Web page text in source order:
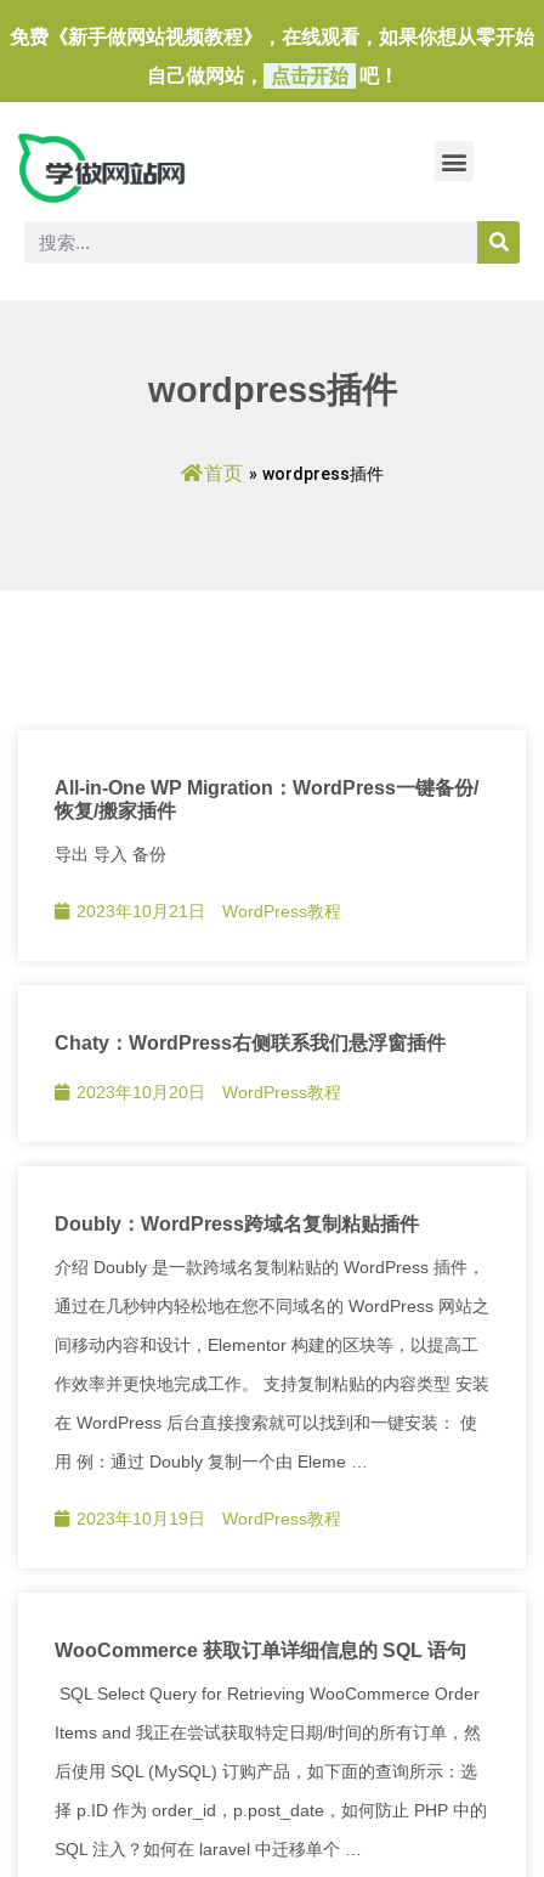
免费《新手做网站视频教程》，在线观看，如果你想从零开始
自己做网站，
点击开始 吧！
wordpress插件
首页 » wordpress插件
All-in-One WP Migration：WordPress一键备份/
恢复/搬家插件
导出 导入 备份
2023年10月21日 WordPress教程
Chaty：WordPress右侧联系我们悬浮窗插件
2023年10月20日 WordPress教程
Doubly：WordPress跨域名复制粘贴插件
介绍 Doubly 是一款跨域名复制粘贴的 WordPress 插件，
通过在几秒钟内轻松地在您不同域名的 WordPress 网站之
间移动内容和设计，Elementor 构建的区块等，以提高工
作效率并更快地完成工作。 支持复制粘贴的内容类型 安装
在 WordPress 后台直接搜索就可以找到和一键安装： 使
用 例：通过 Doubly 复制一个由 Eleme …
2023年10月19日 WordPress教程
WooCommerce 获取订单详细信息的 SQL 语句
SQL Select Query for Retrieving WooCommerce Order
Items and 我正在尝试获取特定日期/时间的所有订单，然
后使用 SQL (MySQL) 订购产品，如下面的查询所示：选
择 p.ID 作为 order_id，p.post_date，如何防止 PHP 中的
SQL 注入？如何在 laravel 中迁移单个 …